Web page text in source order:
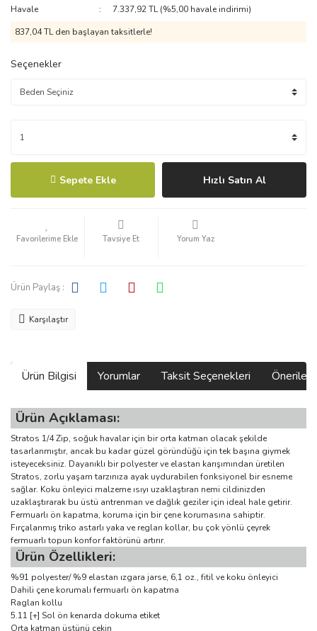
Havale
7.337,92 TL (%5,00 havale indirimi)
837,04 TL den başlayan taksitlerle!
Seçenekler
Sepete Ekle Hızlı Satın Al
Tavsiye Et Yorum Yaz
Ürün Paylaş :
Karşılaştır
Ürün Bilgisi Yorumlar Taksit Seçenekleri
Ürün Açıklaması:
Stratos 1/4 Zip, soğuk havalar için bir orta katman olacak şekilde
tasarlanmıştır, ancak bu kadar güzel göründüğü için tek başına giymek
isteyeceksiniz. Dayanıklı bir polyester ve elastan karışımından üretilen
Stratos, zorlu yaşam tarzınıza ayak uydurabilen fonksiyonel bir esneme
sağlar. Koku önleyici malzeme ısıyı uzaklaştıran nemi cildinizden
uzaklaştırarak bu üstü antrenman ve dağlık geziler için ideal hale getirir.
Fermuarlı ön kapatma, koruma için bir çene korumasına sahiptir.
Fırçalanmış triko astarlı yaka ve reglan kollar, bu çok yönlü çeyrek
fermuarlı topun konfor faktörünü artırır.
Ürün Özellikleri:
%91 polyester/ %9 elastan ızgara jarse, 6,1 oz., fitil ve koku önleyici
Dahili çene korumalı fermuarlı ön kapatma
Raglan kollu
5.11 [+] Sol ön kenarda dokuma etiket
Orta katman üstünü çekin